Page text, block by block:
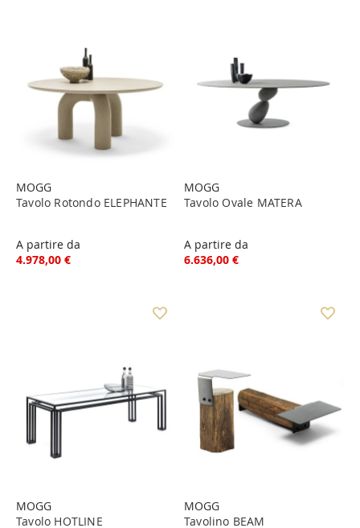
MOGG
Tavolo Rotondo ELEPHANTE
A partire da
4.978,00 €
MOGG
Tavolo Ovale MATERA
A partire da
6.636,00 €
MOGG
Tavolo HOTLINE
MOGG
Tavolino BEAM